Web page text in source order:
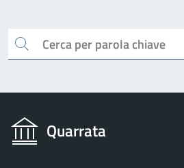
Cerca
Quarrata